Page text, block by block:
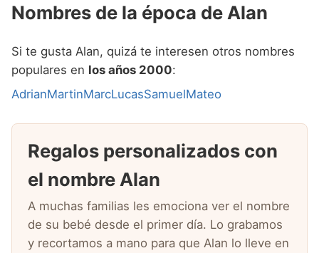
Nombres de la época de Alan
Si te gusta Alan, quizá te interesen otros nombres
populares en los años 2000:
AdrianMartinMarcLucasSamuelMateo
Regalos personalizados con
el nombre Alan
A muchas familias les emociona ver el nombre
de su bebé desde el primer día. Lo grabamos
y recortamos a mano para que Alan lo lleve en